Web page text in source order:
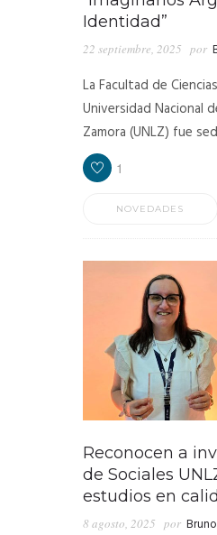
Identidad”
22 septiembre, 2025 por
La Facultad de
Universidad Nacional
Zamora (UNLZ) fue
1
NOVEDADES
Reconocen a
de Sociales
estudios en
8 agosto, 2025 por